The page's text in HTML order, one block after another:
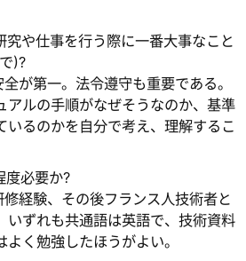
や仕事を行う際に一番大事なこと
)?
が第一。法令遵守も重要である。
アルの手順がなぜそうなのか、基準
いるのかを自分で考え、理解するこ
度必要か?
経験、その後フランス人技術者と
いずれも共通語は英語で、技術資料
く勉強したほうがよい。